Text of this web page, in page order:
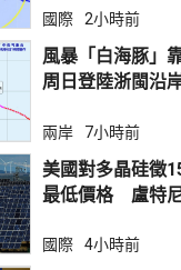
國際 2小時前
風暴「白海豚」
周日登陸浙閩沿
兩岸 7小時前
美國對多晶硅徵
最低價格 盧特
國際 4小時前